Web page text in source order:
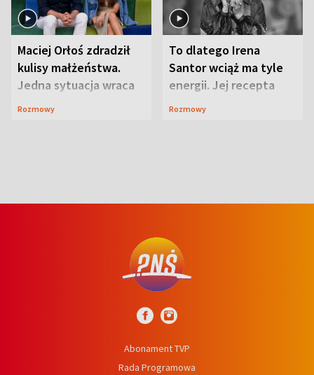
Maciej Orłoś zdradził
kulisy małżeństwa.
Jedna sytuacja wraca
jak bumerang
Rozmowy
To dlatego Irena
Santor wciąż ma tyle
energii. Jej recepta
jest zaskakująco
Rozmowy
Abonament TVP
Rada Programowa